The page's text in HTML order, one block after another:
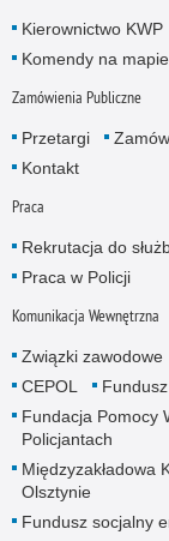
Kierownictwo KWP
Komendy na mapie
Zamówienia Publiczne
Przetargi
Kontakt
Praca
Rekrutacja do
Praca w Policji
Komunikacja Wewnętrzna
Związki zawodowe
CEPOL
Fundacja Pomocy
Policjantach
Międzyzakładowa
Olsztynie
Fundusz socjalny